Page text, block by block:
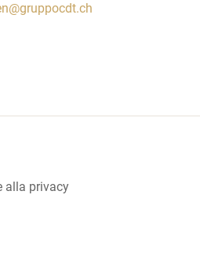
alla privacy